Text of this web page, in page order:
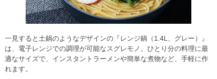
一見すると土鍋のようなデザインの『レンジ鍋（1.4L、グレー）』
は、電子レンジでの調理が可能なスグレモノ。ひとり分の料理に最
適なサイズで、インスタントラーメンや簡単な煮物など、手軽に作
れます。